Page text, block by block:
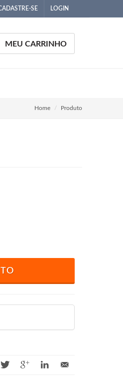
SE LOGIN
MEU CARRINHO
Home Produto